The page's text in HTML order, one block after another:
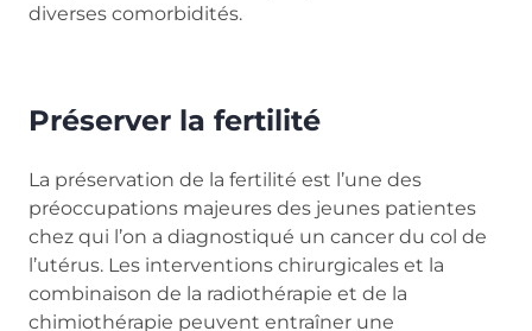
diverses comorbidités.
Préserver la fertilité
La préservation de la fertilité est l’une des
préoccupations majeures des jeunes patientes
chez qui l’on a diagnostiqué un cancer du col de
l’utérus. Les interventions chirurgicales et la
combinaison de la radiothérapie et de la
chimiothérapie peuvent entraîner une